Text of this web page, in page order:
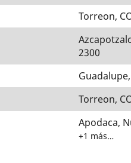
Torreon,
2300
Torreon,
Apodaca,
+1 más…